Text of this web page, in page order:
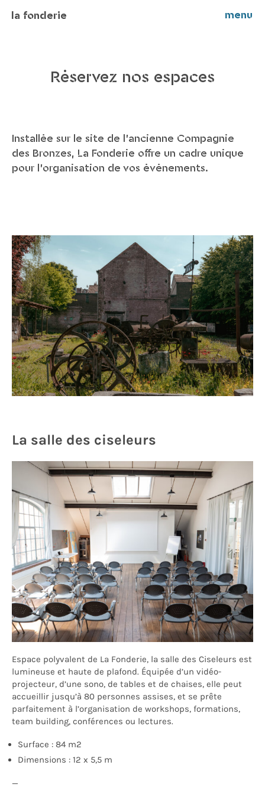
la fonderie menu
Réservez nos espaces
Installée sur le site de l’ancienne Compagnie
des Bronzes, La Fonderie offre un cadre unique
pour l’organisation de vos événements.
La salle des ciseleurs
Espace polyvalent de La Fonderie, la salle des Ciseleurs est
lumineuse et haute de plafond. Équipée d’un vidéo-
projecteur, d’une sono, de tables et de chaises, elle peut
accueillir jusqu’à 80 personnes assises, et se prête
parfaitement à l’organisation de workshops, formations,
team building, conférences ou lectures.
Surface : 84 m2
Dimensions : 12 x 5,5 m
—